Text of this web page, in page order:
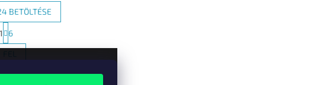
L
i
s
t
BETÖLTÉSE
a
p
á
1 6